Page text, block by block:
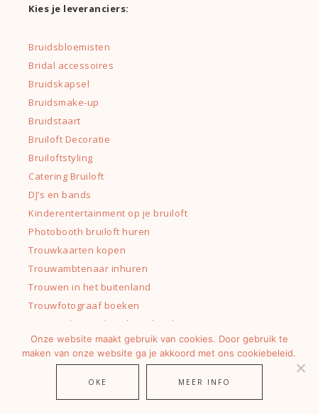
Kies je leveranciers:
Bruidsbloemisten
Bridal accessoires
Bruidskapsel
Bruidsmake-up
Bruidstaart
Bruiloft Decoratie
Bruiloftstyling
Catering Bruiloft
DJ’s en bands
Kinderentertainment op je bruiloft
Photobooth bruiloft huren
Trouwkaarten kopen
Trouwambtenaar inhuren
Trouwen in het buitenland
Trouwfotograaf boeken
Trouwjurken en bruidsmodezaken
Unieke trouwlocaties
Tailors voor je trouwpak
Trouwringen kopen
Trouwvideograaf boeken
Onze website maakt gebruik van cookies. Door gebruik te
maken van onze website ga je akkoord met ons cookiebeleid.
OKE MEER INFO